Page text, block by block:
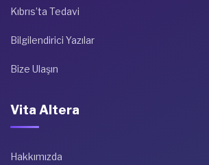
Kıbrıs’ta Tedavi
Bilgilendirici Yazılar
Bize Ulaşın
Vita Altera
Hakkımızda